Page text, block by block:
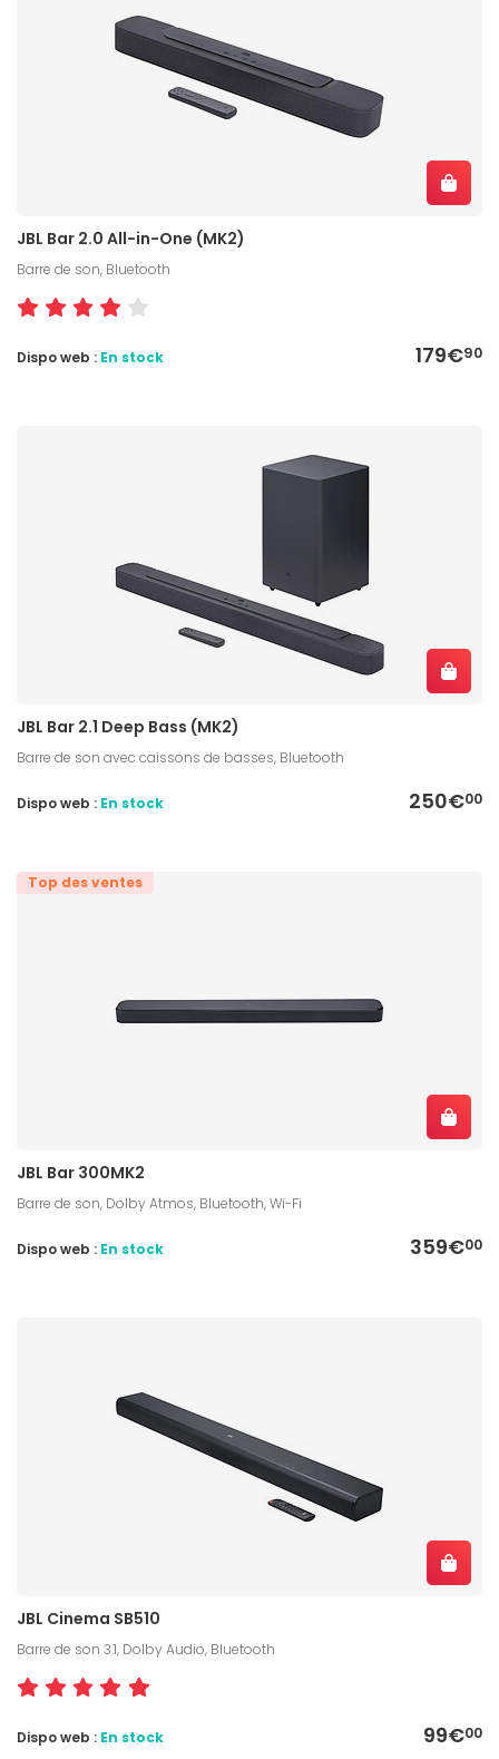
JBL Bar 2.0 All-in-One (MK2)
Barre de son, Bluetooth
179€90
Dispo web : En stock
JBL Bar 2.1 Deep Bass (MK2)
Barre de son avec caissons de basses, Bluetooth
250€00
Dispo web : En stock
Top des ventes
JBL Bar 300MK2
Barre de son, Dolby Atmos, Bluetooth, Wi-Fi
359€00
Dispo web : En stock
JBL Cinema SB510
Barre de son 3.1, Dolby Audio, Bluetooth
99€00
Dispo web : En stock